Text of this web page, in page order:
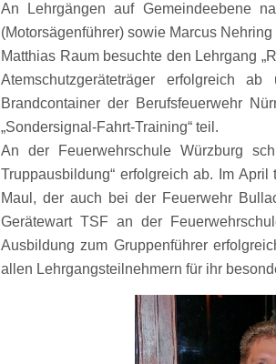
An Lehrgängen auf Gemeindeebene
(Motorsägenführer) sowie Marcus
Matthias Raum besuchte den Lehrgang
Atemschutzgeräteträger erfolgreich
Brandcontainer der Berufsfeuerwehr
„Sondersignal-Fahrt-Training“ teil.
An der Feuerwehrschule Würzburg
Truppausbildung“ erfolgreich ab. Im
Maul, der auch bei der Feuerwehr
Gerätewart TSF an der
Ausbildung zum Gruppenführer
allen Lehrgangsteilnehmern für ihr